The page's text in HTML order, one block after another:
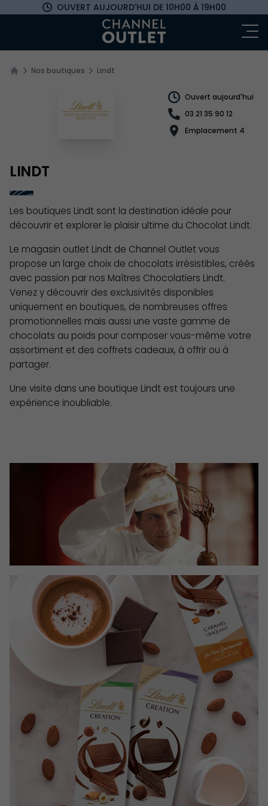
OUVERT AUJOURD'HUI DE 10H00 À 19H00
Nos boutiques Lindt
Ouvert aujourd'hui
03 21 35 90 12
Emplacement 4
LINDT
Les boutiques Lindt sont la destination idéale pour
découvrir et explorer le plaisir ultime du Chocolat Lindt.
Le magasin outlet Lindt de Channel Outlet vous
propose un large choix de chocolats irrésistibles, créés
avec passion par nos Maîtres Chocolatiers Lindt.
Venez y découvrir des exclusivités disponibles
uniquement en boutiques, de nombreuses offres
promotionnelles mais aussi une vaste gamme de
chocolats au poids pour composer vous-même votre
assortiment et des coffrets cadeaux, à offrir ou à
partager.
Une visite dans une boutique Lindt est toujours une
expérience inoubliable.